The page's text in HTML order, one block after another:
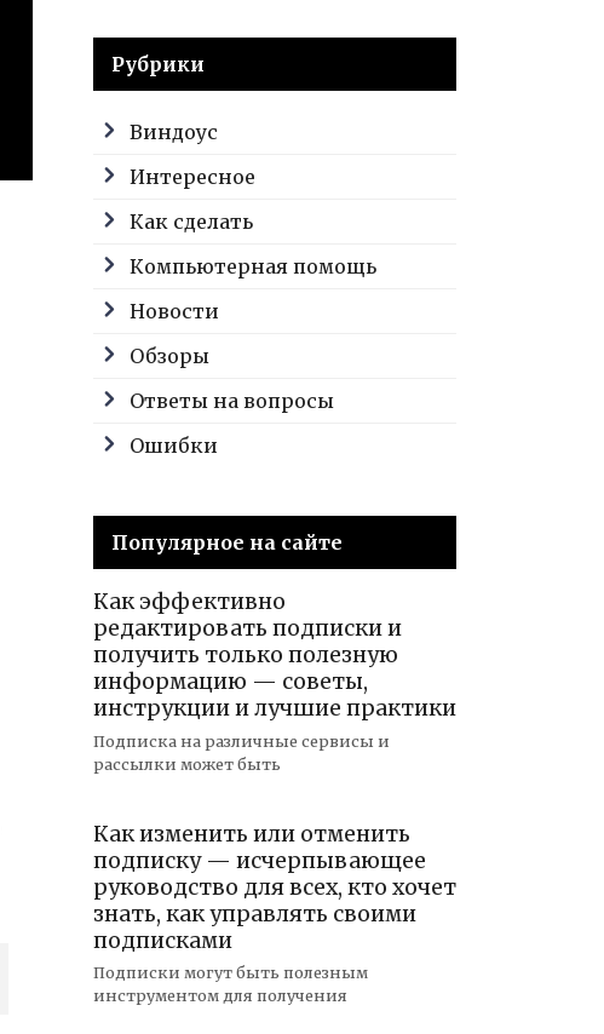
Рубрики
Виндоус
Интересное
Как сделать
Компьютерная помощь
Новости
Обзоры
Ответы на вопросы
Ошибки
Популярное на сайте
Как эффективно
редактировать подписки и
получить только полезную
информацию — советы,
инструкции и лучшие практики
Подписка на различные сервисы и
рассылки может быть
Как изменить или отменить
подписку — исчерпывающее
руководство для всех, кто хочет
знать, как управлять своими
подписками
Подписки могут быть полезным
инструментом для получения